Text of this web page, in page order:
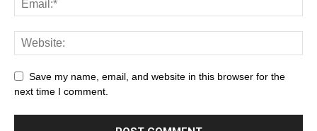
Save my name, email, and website in this browser for the
next time I comment.